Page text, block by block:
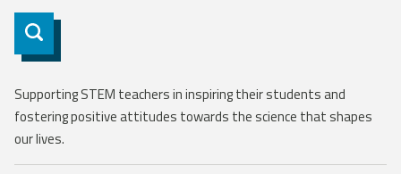
Subscribe
Supporting STEM teachers in inspiring their students and
fostering positive attitudes towards the science that shapes
our lives.